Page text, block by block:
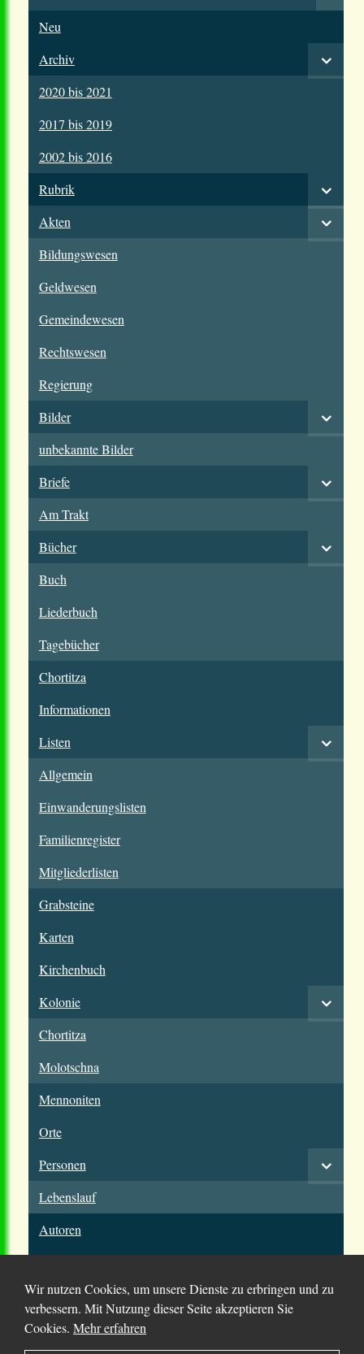
Neu
Archiv
2020 bis 2021
2017 bis 2019
2002 bis 2016
Rubrik
Akten
Bildungswesen
Geldwesen
Gemeindewesen
Rechtswesen
Regierung
Bilder
unbekannte Bilder
Briefe
Am Trakt
Bücher
Buch
Liederbuch
Tagebücher
Chortitza
Informationen
Listen
Allgemein
Einwanderungslisten
Familienregister
Mitgliederlisten
Grabsteine
Karten
Kirchenbuch
Kolonie
Chortitza
Molotschna
Mennoniten
Orte
Personen
Lebenslauf
Autoren
Wir nutzen Cookies, um unsere Dienste zu erbringen und zu
verbessern. Mit Nutzung dieser Seite akzeptieren Sie
Cookies. Mehr erfahren